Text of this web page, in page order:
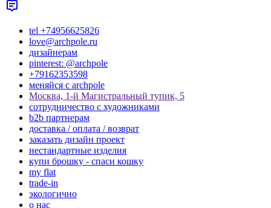
tel +74956625826
love@archpole.ru
дизайнерам
pinterest: @archpole
+79162353598
меняйся с аrchpole
Москва, 1-й Магистральный тупик, 5
cотрудничество с художниками
b2b партнерам
доставка / оплата / возврат
заказать дизайн проект
нестандартные изделия
купи брошку - спаси кошку
my flat
trade-in
экологично
о нас